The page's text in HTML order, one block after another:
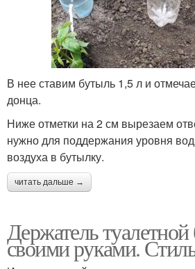
В нее ставим бутыль 1,5 л и
донца.
Ниже отметки на 2 см вырезаем
нужно для поддержания уровня
воздуха в бутылку.
читать дальше →
Держатель
своими руками.